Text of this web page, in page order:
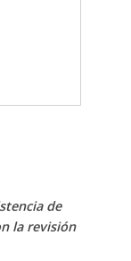
de
la revisión